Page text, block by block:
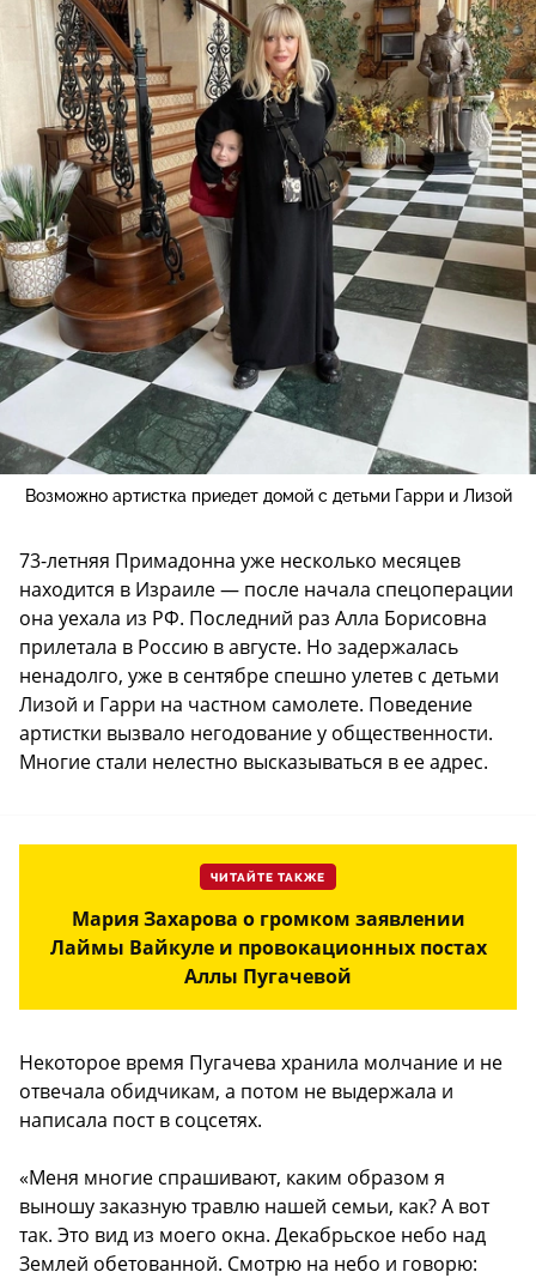
Возможно артистка приедет домой с детьми Гарри и Лизой
73-летняя Примадонна уже несколько месяцев
находится в Израиле — после начала спецоперации
она уехала из РФ. Последний раз Алла Борисовна
прилетала в Россию в августе. Но задержалась
ненадолго, уже в сентябре спешно улетев с детьми
Лизой и Гарри на частном самолете. Поведение
артистки вызвало негодование у общественности.
Многие стали нелестно высказываться в ее адрес.
ЧИТАЙТЕ ТАКЖЕ
Мария Захарова о громком заявлении
Лаймы Вайкуле и провокационных постах
Аллы Пугачевой
Некоторое время Пугачева хранила молчание и не
отвечала обидчикам, а потом не выдержала и
написала пост в соцсетях.
«Меня многие спрашивают, каким образом я
выношу заказную травлю нашей семьи, как? А вот
так. Это вид из моего окна. Декабрьское небо над
Землей обетованной. Смотрю на небо и говорю: